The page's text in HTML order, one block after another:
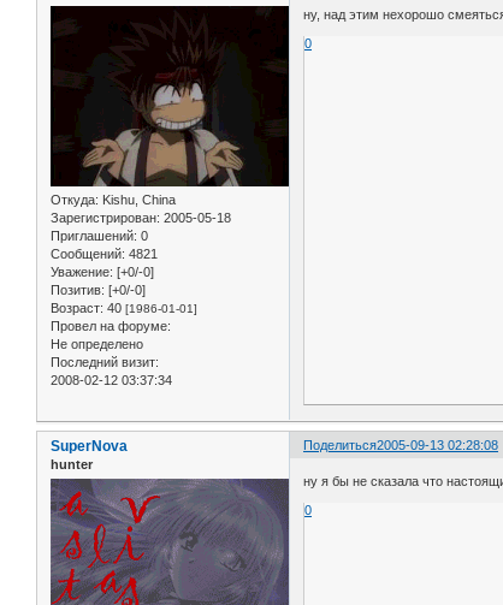
Откуда: Kishu, China
Зарегистрирован: 2005-05-18
Приглашений: 0
Сообщений: 4821
Уважение: [+0/-0]
Позитив: [+0/-0]
Возраст: 40 [1986-01-01]
Провел на форуме:
Не определено
Последний визит:
2008-02-12 03:37:34
ну, над этим нехорошо
0
Поделиться2005-09-13 02:28:08
SuperNova
hunter
ну я бы не сказала что
0